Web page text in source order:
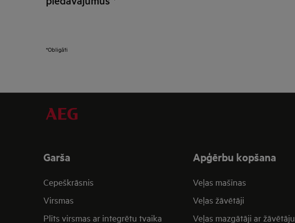
*Obligāti
Garša
Cepeškrāsnis
Virsmas
Plīts virsmas ar integrētu tvaika
Apģērbu kopšana
Veļas mašīnas
Veļas žāvētāji
Veļas mazgātāji ar žāvētāju